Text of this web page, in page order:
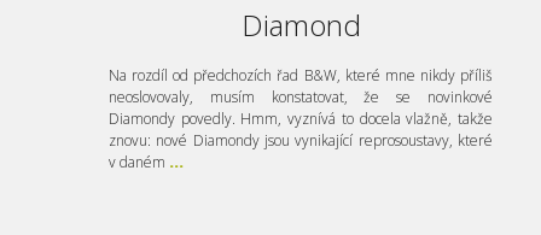
Diamond
Na rozdíl od předchozích řad B&W, které mne nikdy příliš
neoslovovaly, musím konstatovat, že se novinkové
Diamondy povedly. Hmm, vyznívá to docela vlažně, takže
znovu: nové Diamondy jsou vynikající reprosoustavy, které
v daném ...